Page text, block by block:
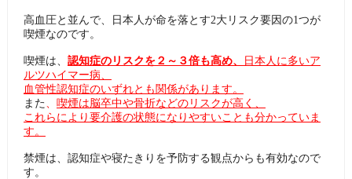
高血圧と並んで、日本人が命を落とす2大リスク要因の1つが
喫煙なのです。
喫煙は、 認知症のリスクを２～３倍も高め、
日本人に多いア
ルツハイマー病、
血管性認知症のいずれとも関係があります。
また
喫煙は脳卒中や骨折などのリスクが高く、
これらにより要介護の状態になりやすいことも分かっていま
す。
禁煙は、認知症や寝たきりを予防する観点からも有効なので
す。